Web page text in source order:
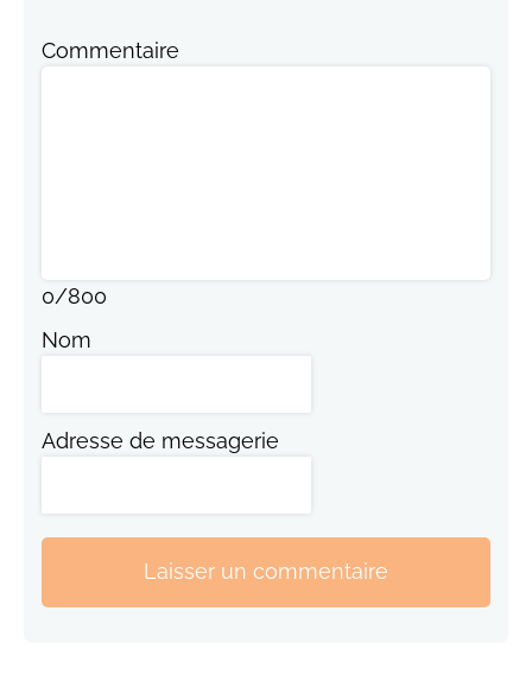
Commentaire
0/800
Nom
Adresse de messagerie
Laisser un commentaire